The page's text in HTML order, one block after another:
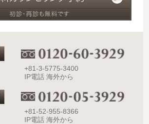
+81-3-5775-3400
IP電話 海外から
+81-52-955-8366
IP電話 海外から